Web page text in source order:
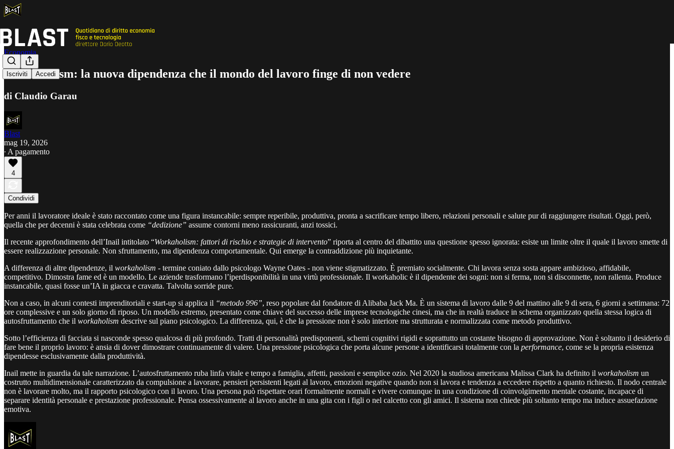
Iscriviti Accedi
Economia
Workaholism: la nuova dipendenza che il mondo del lavoro finge di non vedere
di Claudio Garau
Blast
mag 19, 2026
∙ A pagamento
4
Condividi
Per anni il lavoratore ideale è stato raccontato come una figura instancabile: sempre reperibile, produttiva, pronta a sacrificare tempo libero, relazioni personali e salute pur di raggiungere risultati. Oggi, però,
quella che per decenni è stata celebrata come “dedizione” assume contorni meno rassicuranti, anzi tossici.
Il recente approfondimento dell’Inail intitolato “Workaholism: fattori di rischio e strategie di intervento” riporta al centro del dibattito una questione spesso ignorata: esiste un limite oltre il quale il lavoro smette di
essere realizzazione personale. Non sfruttamento, ma dipendenza comportamentale. Qui emerge la contraddizione più inquietante.
A differenza di altre dipendenze, il workaholism - termine coniato dallo psicologo Wayne Oates - non viene stigmatizzato. È premiato socialmente. Chi lavora senza sosta appare ambizioso, affidabile,
competitivo. Dimostra fame ed è un modello. Le aziende trasformano l’iperdisponibilità in una virtù professionale. Il workaholic è il dipendente dei sogni: non si ferma, non si disconnette, non rallenta. Produce
instancabile, quasi fosse un’IA in giacca e cravatta. Talvolta sorride pure.
Non a caso, in alcuni contesti imprenditoriali e start-up si applica il “metodo 996”, reso popolare dal fondatore di Alibaba Jack Ma. È un sistema di lavoro dalle 9 del mattino alle 9 di sera, 6 giorni a settimana: 72
ore complessive e un solo giorno di riposo. Un modello estremo, presentato come chiave del successo delle imprese tecnologiche cinesi, ma che in realtà traduce in schema organizzato quella stessa logica di
autosfruttamento che il workaholism descrive sul piano psicologico. La differenza, qui, è che la pressione non è solo interiore ma strutturata e normalizzata come metodo produttivo.
Sotto l’efficienza di facciata si nasconde spesso qualcosa di più profondo. Tratti di personalità predisponenti, schemi cognitivi rigidi e soprattutto un costante bisogno di approvazione. Non è soltanto il desiderio di
fare bene il proprio lavoro: è ansia di dover dimostrare continuamente di valere. Una pressione psicologica che porta alcune persone a identificarsi totalmente con la performance, come se la propria esistenza
dipendesse esclusivamente dalla produttività.
Inail mette in guardia da tale narrazione. L’autosfruttamento ruba linfa vitale e tempo a famiglia, affetti, passioni e semplice ozio. Nel 2020 la studiosa americana Malissa Clark ha definito il workaholism un
costrutto multidimensionale caratterizzato da compulsione a lavorare, pensieri persistenti legati al lavoro, emozioni negative quando non si lavora e tendenza a eccedere rispetto a quanto richiesto. Il nodo centrale
non è lavorare molto, ma il rapporto psicologico con il lavoro. Una persona può rispettare orari formalmente normali e vivere comunque in una condizione di coinvolgimento mentale costante, incapace di
separare identità personale e prestazione professionale. Pensa ossessivamente al lavoro anche in una gita con i figli o nel calcetto con gli amici. Il sistema non chiede più soltanto tempo ma induce assuefazione
emotiva.